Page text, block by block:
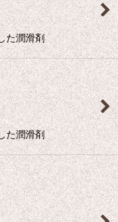
た潤滑剤
た潤滑剤